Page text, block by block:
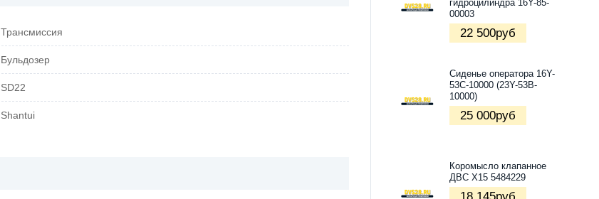
Трансмиссия
Бульдозер
SD22
Shantui
гидроцилиндра 16Y-85-
00003
22 500руб
Сиденье оператора 16Y-
53C-10000 (23Y-53B-
10000)
25 000руб
Коромысло клапанное
ДВС X15 5484229